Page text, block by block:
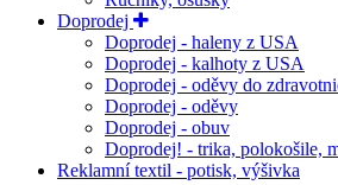
Doprodej
Doprodej - haleny z USA
Doprodej - kalhoty z USA
Doprodej - oděvy do
Doprodej - oděvy
Doprodej - obuv
Doprodej! - trika, polokošile,
Reklamní textil - potisk, výšivka